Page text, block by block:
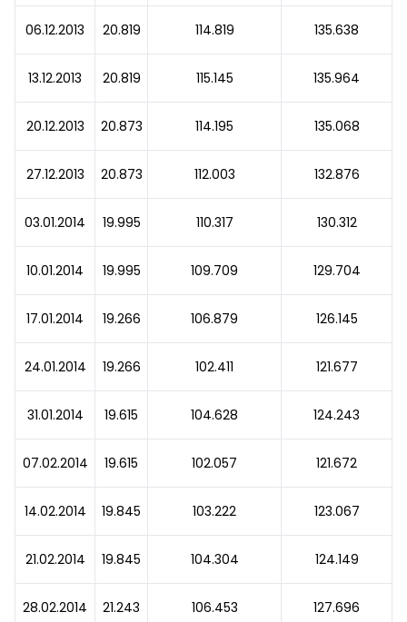
06.12.2013 20.819 114.819 135.638
13.12.2013 20.819 115.145 135.964
20.12.2013 20.873 114.195 135.068
27.12.2013 20.873 112.003 132.876
03.01.2014 19.995 110.317 130.312
10.01.2014 19.995 109.709 129.704
17.01.2014 19.266 106.879 126.145
24.01.2014 19.266 102.411 121.677
31.01.2014 19.615 104.628 124.243
07.02.2014 19.615 102.057 121.672
14.02.2014 19.845 103.222 123.067
21.02.2014 19.845 104.304 124.149
28.02.2014 21.243 106.453 127.696